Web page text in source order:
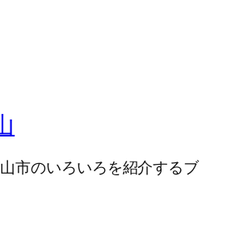
市のいろいろを紹介するブ